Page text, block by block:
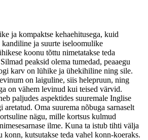
ja kompaktse kehaehitusega, kuid
kandiline ja suurte iseloomulike
koonu tõttu nimetatakse teda
peaksid olema tumedad, peaaegu
karv on lühike ja ühekihiline ning sile.
on laiguline, siis helepruun, ning
on vähem levinud kui teised värvid.
paljudes aspektides suuremale Inglise
Oma suurema nõbuga sarnaselt
nägu, mille kortsus kulmud
ilme. Kuna ta istub tihti välja
konn, kutsutakse teda vahel konn-koeraks.